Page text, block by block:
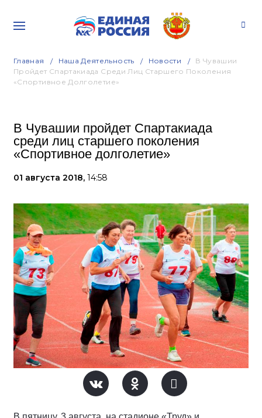
Главная Наша Деятельность Новости
В Чувашии
Пройдет Спартакиада Среди Лиц Старшего Поколения
«Спортивное Долголетие»
В Чувашии пройдет Спартакиада
среди лиц старшего поколения
«Спортивное долголетие»
01 августа 2018, 14:58